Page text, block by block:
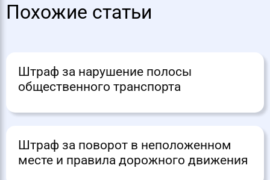
Похожие статьи
Штраф за нарушение полосы
общественного транспорта
Штраф за поворот в неположенном
месте и правила дорожного движения